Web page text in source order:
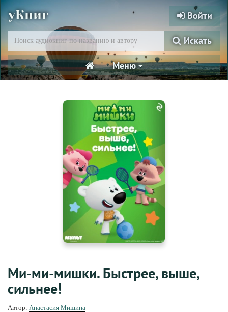
уКниг Войти
Искать
Меню
Ми-ми-мишки. Быстрее, выше,
сильнее!
Автор: Анастасия Мишина